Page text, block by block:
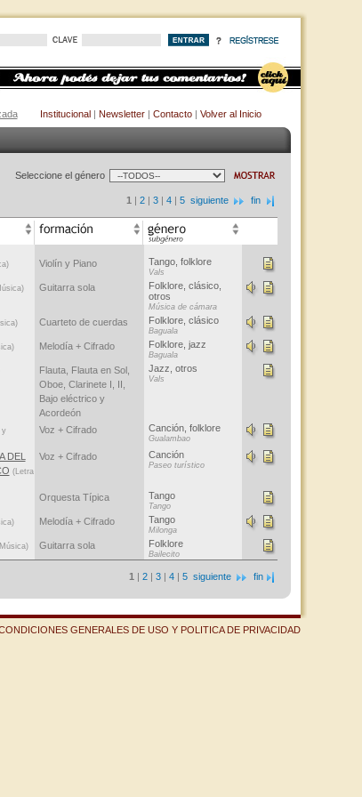
Institucional| Newsletter| Contacto| Volver al Inicio
Seleccione el género
1 | 2| 3| 4| 5 siguiente fin
Violín y Piano Tango, folklore
Vals
Guitarra sola
Folklore, clásico,
otros
Música de cámara
Cuarteto de cuerdas Folklore, clásico
Baguala
Melodía + Cifrado Folklore, jazz
Baguala
Flauta, Flauta en Sol,
Oboe, Clarinete I, II,
Bajo eléctrico y
Acordeón
Jazz, otros
Vals
y
Voz + Cifrado Canción, folklore
Gualambao
DEL
(Letra
Voz + Cifrado Canción
Paseo turístico
Orquesta Típica Tango
Tango
Melodía + Cifrado Tango
Milonga
Guitarra sola Folklore
Bailecito
1 | 2| 3| 4| 5 siguiente fin
GENERALES DE USO Y POLITICA DE PRIVACIDAD